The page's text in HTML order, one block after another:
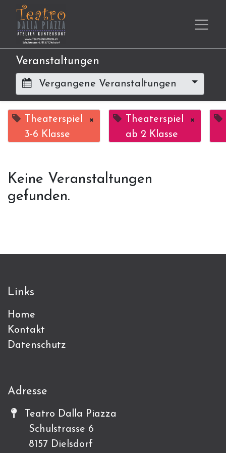
Veranstaltungen
Vergangene Veranstaltungen
Theaterspiel
3-6 Klasse
×
Theaterspiel
ab 2 Klasse
×
Keine Veranstaltungen
gefunden.
Links
Home
Kontakt
Datenschutz
Adresse
Teatro Dalla Piazza
Schulstrasse 6
8157 Dielsdorf